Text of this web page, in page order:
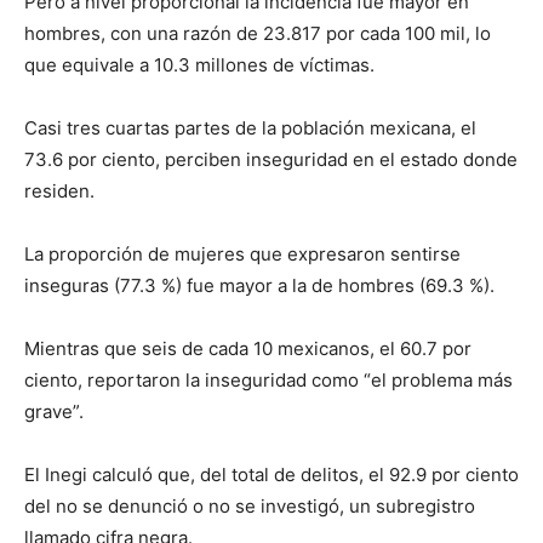
hombres, con una razón de 23.817 por cada 100 mil, lo
que equivale a 10.3 millones de víctimas.
Casi tres cuartas partes de la población mexicana, el
73.6 por ciento, perciben inseguridad en el estado donde
residen.
La proporción de mujeres que expresaron sentirse
inseguras (77.3 %) fue mayor a la de hombres (69.3 %).
Mientras que seis de cada 10 mexicanos, el 60.7 por
ciento, reportaron la inseguridad como “el problema más
grave”.
El Inegi calculó que, del total de delitos, el 92.9 por ciento
del no se denunció o no se investigó, un subregistro
llamado cifra negra.